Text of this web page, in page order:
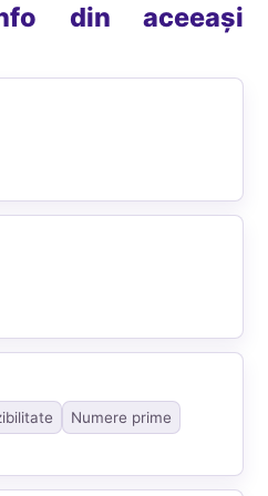
din aceeași
Numere prime